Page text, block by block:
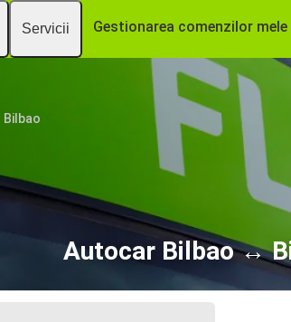
Servicii Gestionarea comenzilor mele
Bilbao
Autocar Bilbao ↔